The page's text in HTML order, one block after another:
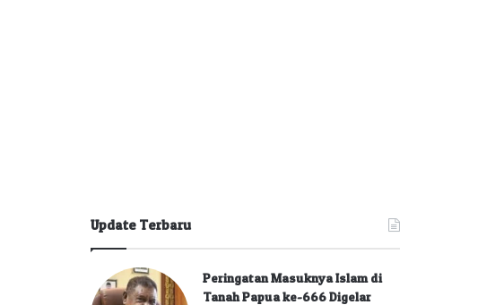
Update Terbaru
Peringatan Masuknya Islam di
Tanah Papua ke-666 Digelar